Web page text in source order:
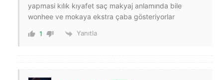
yapmasi kılık kıyafet saç makyaj anlamında bile
wonhee ve mokaya ekstra çaba gösteriyorlar
1 Yanıtla